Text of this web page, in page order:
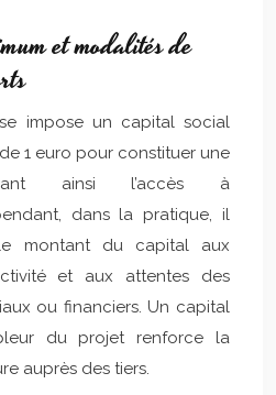
et modalités de
impose un capital social
1 euro pour constituer une
ainsi l’accès à
dans la pratique, il
montant du capital aux
et aux attentes des
ou financiers. Un capital
du projet renforce la
auprès des tiers.